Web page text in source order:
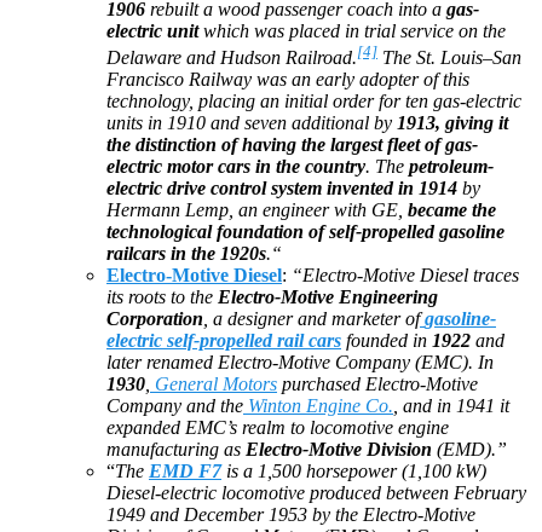
1906 rebuilt a wood passenger coach into a gas-
electric unitwhich was placed in trial service on the
Delaware and Hudson Railroad.[4] The St. Louis–San
Francisco Railway was an early adopter of this
technology, placing an initial order for ten gas-electric
units in 1910 and seven additional by 1913, giving it
the distinction of having the largest fleet of gas-
electric motor cars in the country. The petroleum-
electric drive control system invented in 1914 by
Hermann Lemp, an engineer with GE, became the
technological foundation of self-propelled gasoline
railcars in the 1920s.“
Electro-Motive Diesel: “Electro-Motive Diesel traces
its roots to the Electro-Motive Engineering
Corporation , a designer and marketer of gasoline-
electric self-propelled rail cars founded in 1922 and
later renamed Electro-Motive Company (EMC). In
1930 General Motors purchased Electro-Motive
Company and the Winton Engine Co. , and in 1941 it
expanded EMC’s realm to locomotive engine
manufacturing as Electro-Motive Division (EMD).”
“The EMD F7is a 1,500 horsepower (1,100 kW)
Diesel-electric locomotive produced between February
1949 and December 1953 by the Electro-Motive